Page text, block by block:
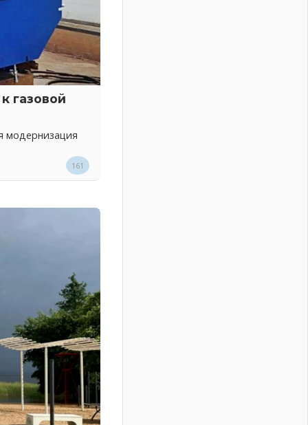
газовой
модернизация
161